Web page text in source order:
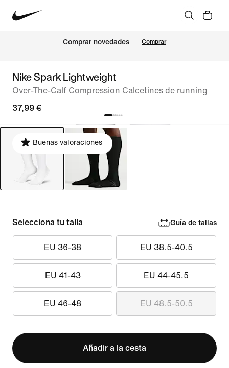
Comprar novedades Comprar
Nike Spark Lightweight
Over-The-Calf Compression Calcetines de running
37,99 €
Buenas valoraciones
Selecciona tu talla Guía de tallas
EU 36-38 EU 38.5-40.5
EU 41-43 EU 44-45.5
EU 46-48 EU 48.5-50.5
Añadir a la cesta